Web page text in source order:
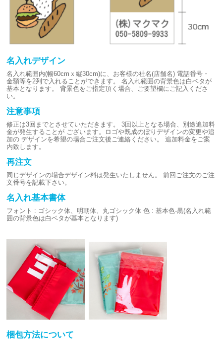
名入れデザイン
名入れ範囲内(幅60cmｘ縦30cm)に、お客様の社名(店舗名) 電話番号・
金額等を2列で入れることができます。
名入れ範囲の背景色は白ベタが
基本となります。
背景色をご指定頂く場合、ご要望欄にご記入くださ
い。
注意事項
修正は3回までとさせていただきます。
3回以上となる場合、別途追加料
金が発生することが ございます。ロゴや既成のぼりデザインの変更や追
加の デザインを希望の場合ご注文後ご連絡ください。
追加料金をご案
内致します。
再注文
同じデザインの場合デザイン料は発生いたしません。
前回ご注文のご注
文番号を記載下さい。
名入れ基本書体
フォント : ゴシック体、明朝体、丸ゴシック体 色 : 基本色-黒(名入れ範
囲の背景色は白ベタが基本となります)
梱包方法について